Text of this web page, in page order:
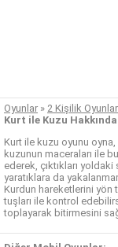
Oyunlar » 2 Kişilik Oyunlar
Kurt ile Kuzu Hakkında
Kurt ile kuzu oyunu
kuzunun maceraları ile
ederek, çıktıkları
yaratıklara da
Kurdun hareketlerini yön
tuşları ile kontrol
toplayarak bitirmesini